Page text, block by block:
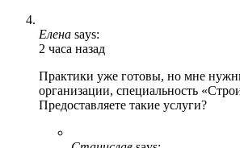
Елена says:
2 часа назад
Практики уже готовы, но мне
организации, специальность
Предоставляете такие услуги?